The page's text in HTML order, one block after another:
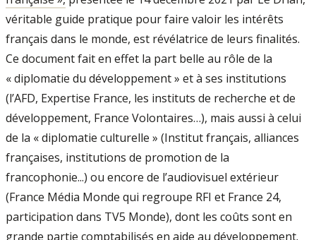
véritable guide pratique pour faire valoir les intérêts
français dans le monde, est révélatrice de leurs finalités.
Ce document fait en effet la part belle au rôle de la
« diplomatie du développement » et à ses institutions
(l’AFD, Expertise France, les instituts de recherche et de
développement, France Volontaires…), mais aussi à celui
de la « diplomatie culturelle » (Institut français, alliances
françaises, institutions de promotion de la
francophonie...) ou encore de l’audiovisuel extérieur
(France Média Monde qui regroupe RFI et France 24,
participation dans TV5 Monde), dont les coûts sont en
grande partie comptabilisés en aide au développement.